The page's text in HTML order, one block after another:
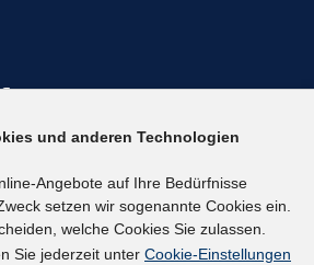
und anderen Technologien
Angebote auf Ihre Bedürfnisse
setzen wir sogenannte Cookies ein.
welche Cookies Sie zulassen.
Sie jederzeit unter Cookie-Einstellungen